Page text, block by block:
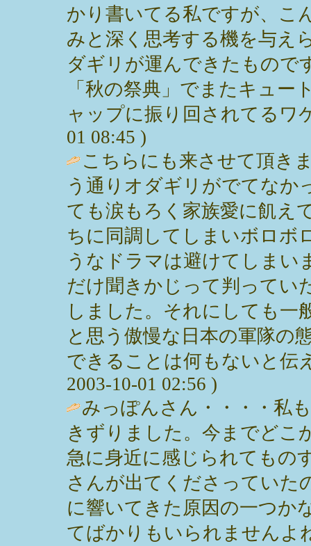
かり書いてる私ですが、こ
みと深く思考する機を与え
ダギリが運んできたもの
「秋の祭典」でまたキュ
ャップに振り回されてる
01 08:45 )
こちらにも来させて頂き
う通りオダギリがでてなか
ても涙もろく家族愛に飢え
ちに同調してしまいボロボ
うなドラマは避けてしまい
だけ聞きかじって判ってい
しました。それにしても一
と思う傲慢な日本の軍隊の
できることは何もないと伝
2003-10-01 02:56 )
みっぽんさん・・・・私
きずりました。今までどこ
急に身近に感じられてもの
さんが出てくださっていた
に響いてきた原因の一つか
てばかりもいられませんよ